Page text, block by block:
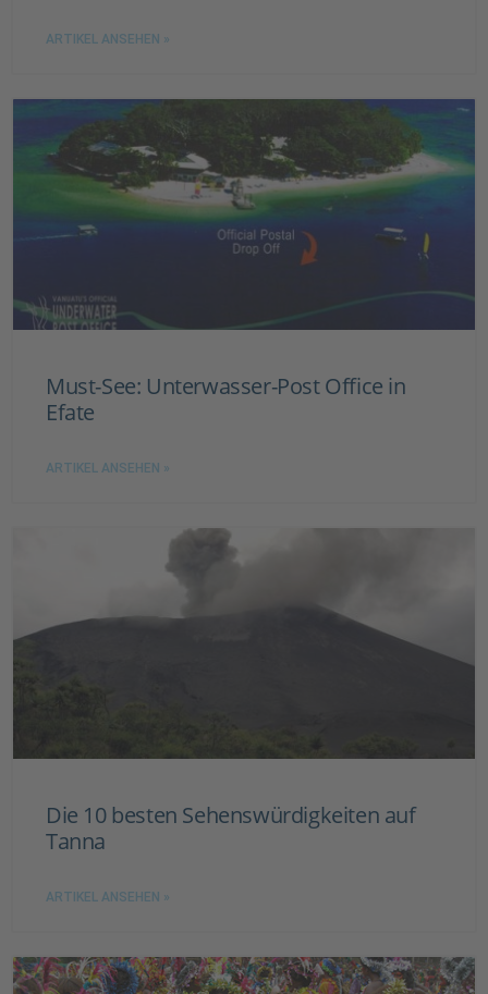
ARTIKEL ANSEHEN »
Must-See: Unterwasser-Post Office in
Efate
ARTIKEL ANSEHEN »
Die 10 besten Sehenswürdigkeiten auf
Tanna
ARTIKEL ANSEHEN »